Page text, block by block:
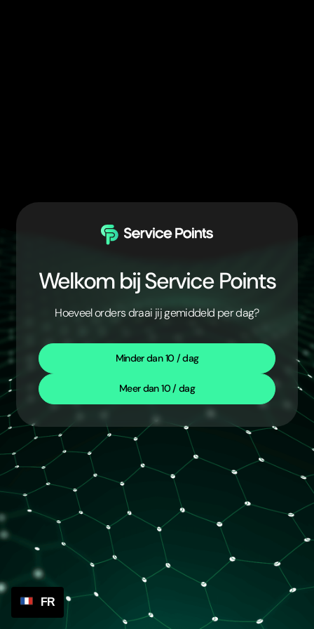
Welkom bij Service Points
Hoeveel orders draai jij gemiddeld per dag?
Minder dan 10 / dag
Meer dan 10 / dag
FR